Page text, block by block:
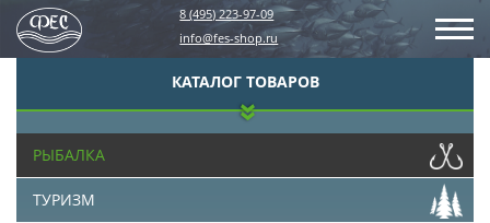
8 (495) 223-97-09
info@fes-shop.ru
КАТАЛОГ ТОВАРОВ
РЫБАЛКА
ТУРИЗМ